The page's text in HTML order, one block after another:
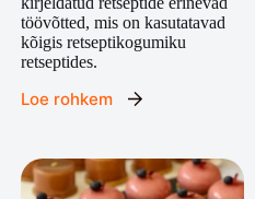
töövõtted, mis on kasutatavad
kõigis retseptikogumiku
retseptides.
Loe rohkem